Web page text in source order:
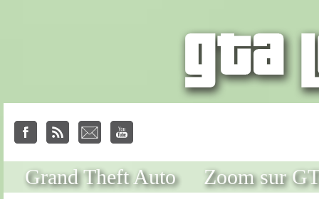
Grand Theft Auto Zoom sur